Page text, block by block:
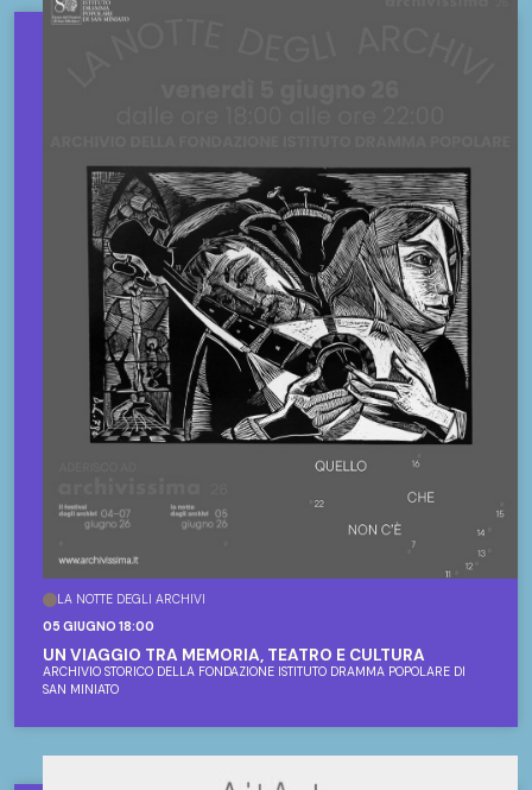
LA NOTTE DEGLI ARCHIVI
05 GIUGNO 18:00
UN VIAGGIO TRA MEMORIA, TEATRO E CULTURA
ARCHIVIO STORICO DELLA FONDAZIONE ISTITUTO DRAMMA POPOLARE DI
SAN MINIATO